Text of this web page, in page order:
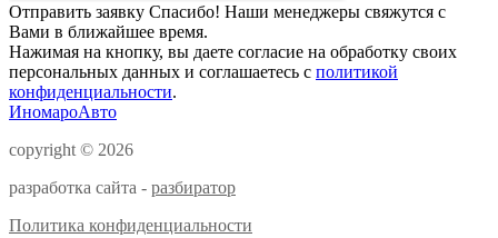
Отправить заявку Спасибо! Наши менеджеры свяжутся с
Вами в ближайшее время.
Нажимая на кнопку, вы даете согласие на обработку своих
персональных данных и соглашаетесь с политикой
конфиденциальности.
ИномароАвто
copyright © 2026
разработка сайта - разбиратор
Политика конфиденциальности